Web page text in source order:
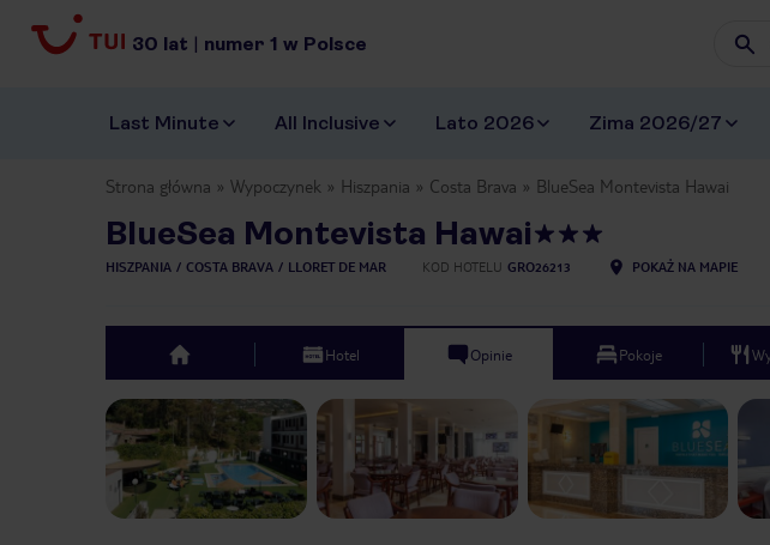
30 lat | numer 1 w Polsce
Last Minute All Inclusive Lato 2026 Zima 2026/27
Strona główna Wypoczynek Hiszpania Costa Brava BlueSea Montevista Hawai
BlueSea Montevista Hawai
HISZPANIA COSTA BRAVA LLORET DE MAR KOD HOTELU GRO26213 POKAŻ NA MAPIE
top Hotel Opinie Pokoje
Previous slide